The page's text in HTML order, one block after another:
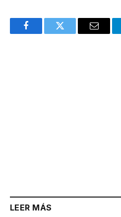
FacebookTwitter Email
LEER MÁS